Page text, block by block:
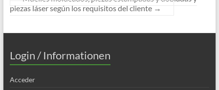
piezas láser según los requisitos del cliente →
Login / Informationen
Acceder